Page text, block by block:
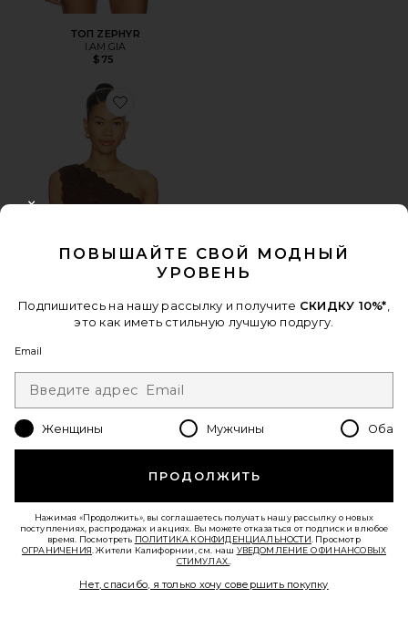
ТОП ZEPHYR
I.AM.GIA
$75
Favorite ТОП HARPER
ТОП HARPER
SOVERE
Favorite ТОП LENI
ПОВЫШАЙТЕ СВОЙ МОДНЫЙ
УРОВЕНЬ
Подпишитесь на нашу рассылку и получите СКИДКУ 10%*
это как иметь стильную лучшую подругу.
Email
Женщины Мужчины Оба
ПРОДОЛЖИТЬ
Нажимая «Продолжить», вы соглашаетесь получать нашу рассылку о новых
поступлениях, распродажах и акциях. Вы можете отказаться от подписки в любое
время. Посмотреть ПОЛИТИКА КОНФИДЕНЦИАЛЬНОСТИ . Просмотр
ОГРАНИЧЕНИЯ . Жители Калифорнии, см. наш УВЕДОМЛЕНИЕ О ФИНАНСОВЫХ
СТИМУЛАХ.
Нет, спасибо, я только хочу совершить покупку